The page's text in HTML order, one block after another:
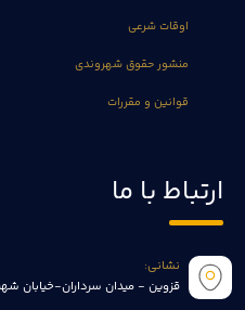
اوقات شرعی
منشور حقوق شهروندی
قوانین و مقررات
ارتباط با ما
نشانی:
قزوین - میدان سرداران-خیابان